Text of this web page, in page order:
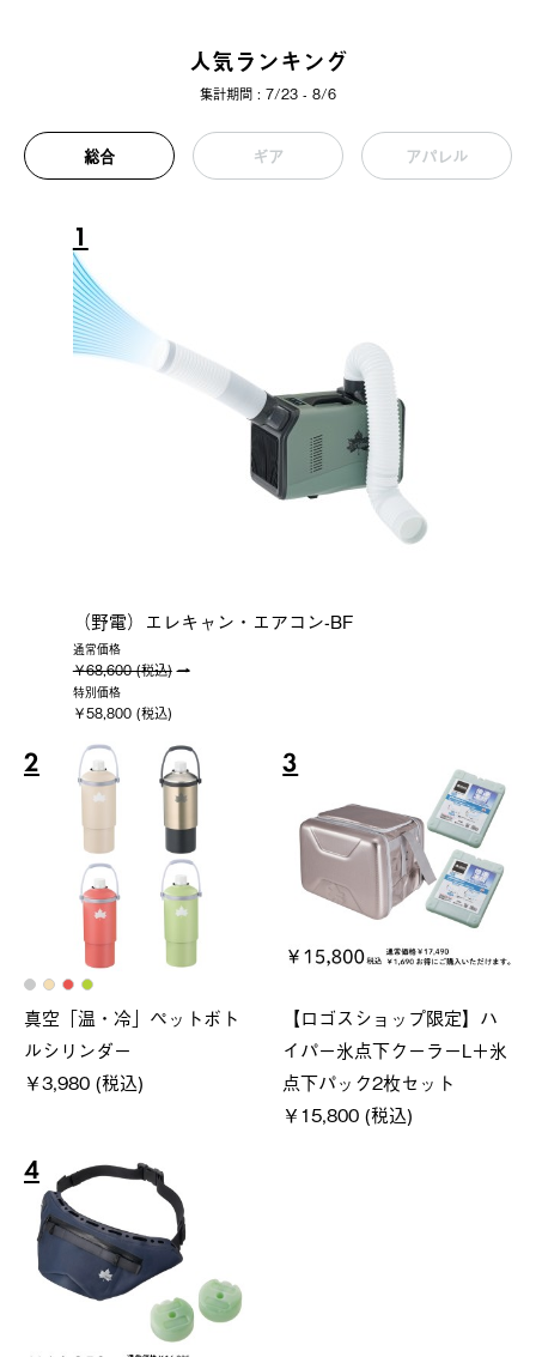
人気ランキング
集計期間 : 7/23 - 8/6
総合 ギア アパレル
1
（野電）エレキャン・エアコン-BF
通常価格
￥68,600 (税込)
特別価格
￥58,800 (税込)
2
真空「温・冷」ペットボト
ルシリンダー
￥3,980 (税込)
3
【ロゴスショップ限定】ハ
イパー氷点下クーラーL＋氷
点下パック2枚セット
￥15,800 (税込)
4